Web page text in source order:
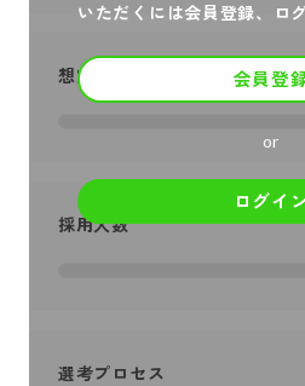
いただくには会員登録、ロ
会員登
or
ログイン
想定年収
採用人数
選考プロセス